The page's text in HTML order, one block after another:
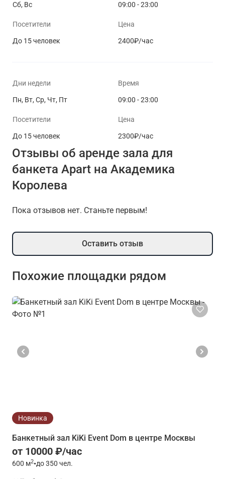
Сб, Вс 09:00 - 23:00
Посетители
До 15 человек
Цена
2400₽/час
Дни недели
Пн, Вт, Ср, Чт, Пт
Время
09:00 - 23:00
Посетители
До 15 человек
Цена
2300₽/час
Отзывы об аренде зала для
банкета Apart на Академика
Королева
Пока отзывов нет. Станьте первым!
Оставить отзыв
Похожие площадки рядом
Новинка
Банкетный зал KiKi Event Dom в центре Москвы
от 10000 ₽/час
600 м2•до 350 чел.